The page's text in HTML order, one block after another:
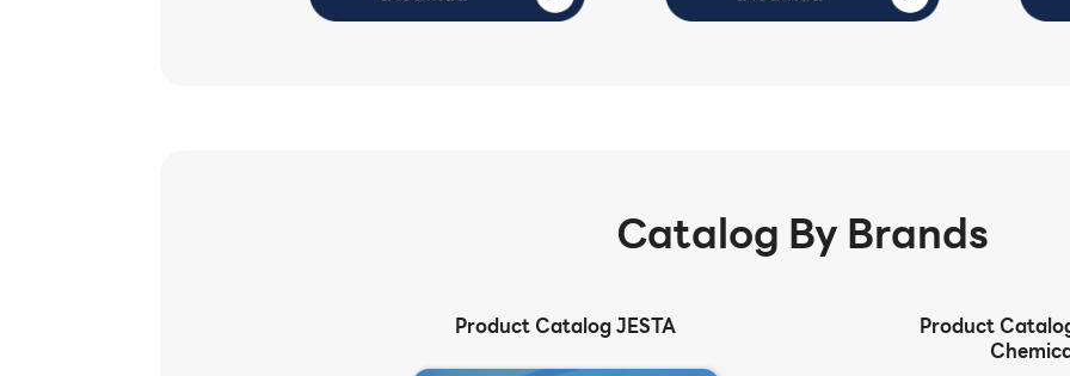
Catalog By Brands
Product Catalog JESTA
Product